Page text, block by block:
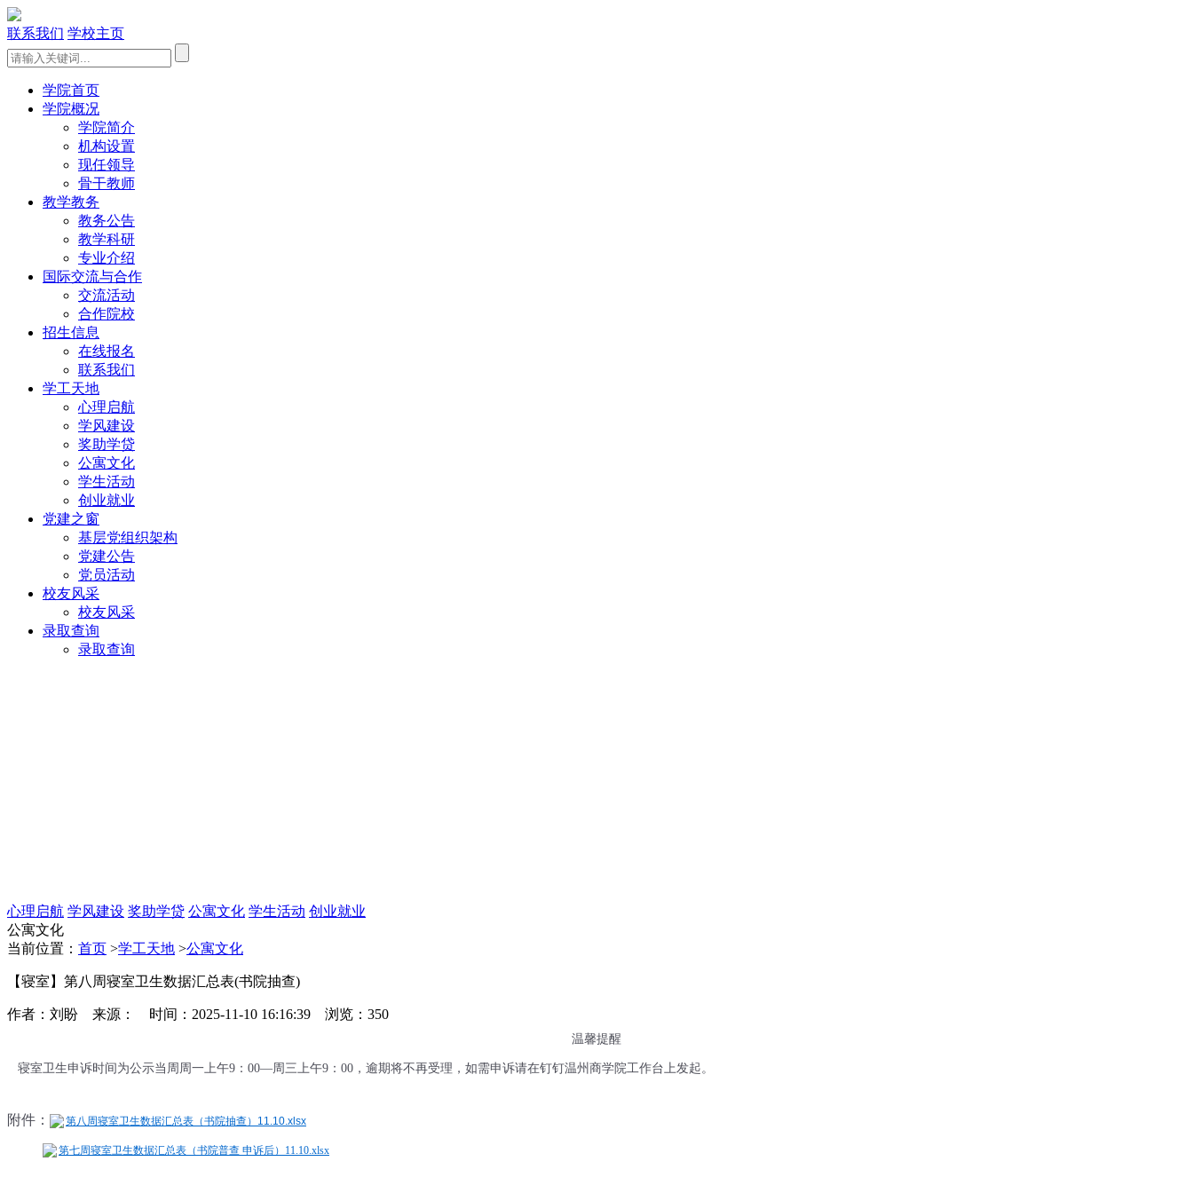
联系我们 学校主页
学院首页
学院概况
学院简介
机构设置
现任领导
骨干教师
教学教务
教务公告
教学科研
专业介绍
国际交流与合作
交流活动
合作院校
招生信息
在线报名
联系我们
学工天地
心理启航
学风建设
奖助学贷
公寓文化
学生活动
创业就业
党建之窗
基层党组织架构
党建公告
党员活动
校友风采
校友风采
录取查询
录取查询
心理启航 学风建设 奖助学贷 公寓文化 学生活动 创业就业
公寓文化
当前位置： 首页 >学工天地 >公寓文化
【寝室】第八周寝室卫生数据汇总表(书院抽查)
作者：刘盼 来源： 时间：2025-11-10 16:16:39 浏览： 350
温馨提醒
寝室卫生申诉时间为公示当周周一上午9：00—周三上午9：00，逾期将不再受理，如需申诉请在钉钉温州商学院工作台上发起。
附件： 第八周寝室卫生数据汇总表（书院抽查）11.10.xlsx
第七周寝室卫生数据汇总表（书院普查 申诉后）11.10.xlsx